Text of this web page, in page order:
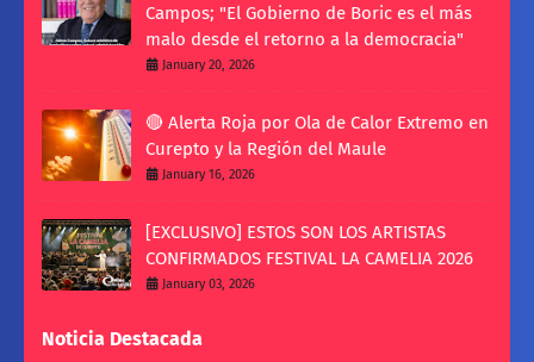
Campos; "El Gobierno de Boric es el más
malo desde el retorno a la democracia"
January 20, 2026
🔴 Alerta Roja por Ola de Calor Extremo en
Curepto y la Región del Maule
January 16, 2026
[EXCLUSIVO] ESTOS SON LOS ARTISTAS
CONFIRMADOS FESTIVAL LA CAMELIA 2026
January 03, 2026
Noticia Destacada